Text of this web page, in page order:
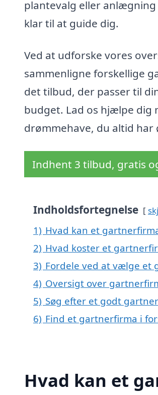
plantevalg eller anlægning
klar til at guide dig.
Ved at udforske vores
sammenligne forskellige
det tilbud, der passer til
budget. Lad os hjælpe dig
drømmehave, du altid har
Indhent 3 tilbud, gratis
Indholdsfortegnelse
1) Hvad kan et
2) Hvad koster et
3) Fordele ved at vælge et
4) Oversigt over
5) Søg efter et godt
6) Find et gartnerfirma i
Hvad kan et